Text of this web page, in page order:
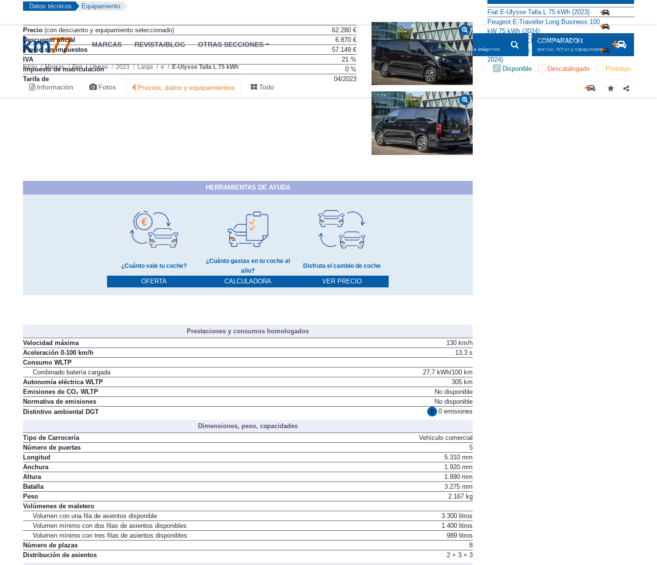
MARCAS REVISTA/BLOG OTRAS SECCIONES BUSCADOR
informaciones, fichas e imágenes
COMPARADOR
precios, fichas y equipamiento
Inicio Marcas Fiat Ulysse 2023 Larga e E-Ulysse Talla L 75 kWh Disponible Descatalogado Prototipo
Información Fotos Precios, datos y equipamientos Todo
Datos técnicos Equipamiento
Precio (con descuento y equipamiento seleccionado)
62.280 €
Descuento oficial
6.870 €
Precio sin impuestos
57.149 €
IVA
21 %
Impuesto de matriculación
0 %
Tarifa de
04/2023
HERRAMIENTAS DE AYUDA
¿Cuánto vale tu coche?
OFERTA
¿Cuánto gastas en tu coche al
año?
CALCULADORA
Disfruta el cambio de coche
VER PRECIO
Prestaciones y consumos homologados
Velocidad máxima
130 km/h
Aceleración 0-100 km/h
13,3 s
Consumo WLTP
Combinado batería cargada
27,7 kWh/100 km
Autonomía eléctrica WLTP
305 km
Emisiones de CO₂ WLTP
No disponible
Normativa de emisiones
No disponible
Distintivo ambiental DGT
0 emisiones
Dimensiones, peso, capacidades
Tipo de Carrocería
Vehículo comercial
Número de puertas
5
Longitud
5.310 mm
Anchura
1.920 mm
Altura
1.890 mm
Batalla
3.275 mm
Peso
2.167 kg
Volúmenes de maletero
Volumen con una fila de asientos disponible
3.300 litros
Volumen mínimo con dos filas de asientos disponibles
1.400 litros
Volumen mínimo con tres filas de asientos disponibles
989 litros
Número de plazas
8
Distribución de asientos
2 + 3 + 3
Fiat E-Ulysse Talla L 75 kWh (2023)
Peugeot E-Traveller Long Business 100
kW 75 kWh (2024)
Toyota PROACE Verso Electric Family
Advance Largo 75 kWh 8 plazas (2021-
2024)